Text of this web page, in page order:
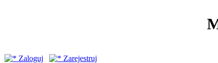
Zaloguj
Zarejestruj